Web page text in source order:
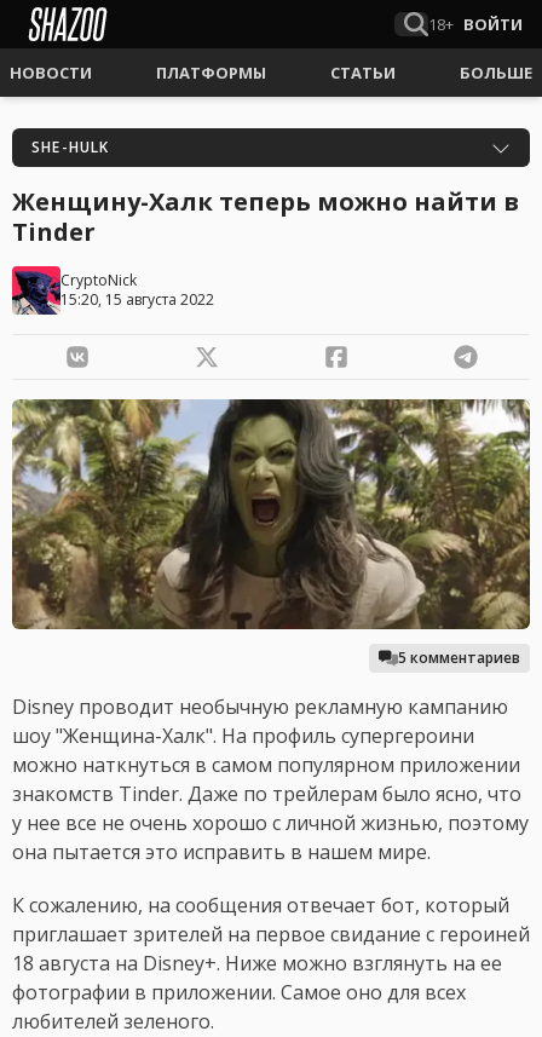
18+ ВОЙТИ
НОВОСТИ ПЛАТФОРМЫ СТАТЬИ БОЛЬШЕ
SHE-HULK
Женщину-Халк теперь можно найти в
Tinder
CryptoNick
15:20, 15 августа 2022
5 комментариев
Disney проводит необычную рекламную кампанию
шоу "Женщина-Халк". На профиль супергероини
можно наткнуться в самом популярном приложении
знакомств Tinder. Даже по трейлерам было ясно, что
у нее все не очень хорошо с личной жизнью, поэтому
она пытается это исправить в нашем мире.
К сожалению, на сообщения отвечает бот, который
приглашает зрителей на первое свидание с героиней
18 августа на Disney+. Ниже можно взглянуть на ее
фотографии в приложении. Самое оно для всех
любителей зеленого.